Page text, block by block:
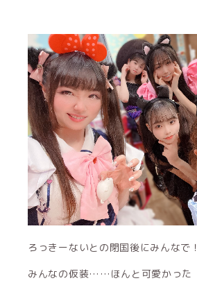
ろっきーないとの閉国後にみんなで！
みんなの仮装……ほんと可愛かった